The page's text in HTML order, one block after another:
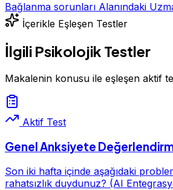
Bağlanma sorunları Alanındaki
İçerikle Eşleşen Testler
İlgili Psikolojik Testler
Makalenin konusu ile eşleşen aktif
Aktif Test
Genel Anksiyete
Son iki hafta içinde aşağıdaki
rahatsızlık duydunuz? (AI